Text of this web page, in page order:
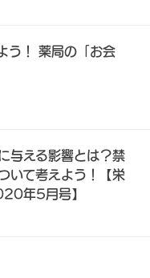
う！ 薬局の「お会
与える影響とは？禁
いて考えよう！【栄
年5月号】